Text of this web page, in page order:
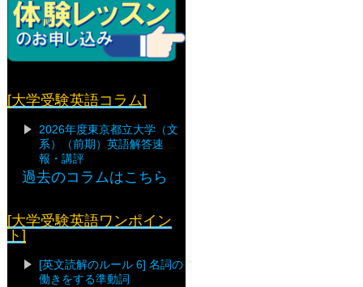
[大学受験英語コラム]
2026年度東京都立大学（文
系）（前期）英語解答速
報・講評
過去のコラムはこちら
[大学受験英語ワンポイン
ト]
[英文読解のルール 6] 名詞の
働きをする準動詞